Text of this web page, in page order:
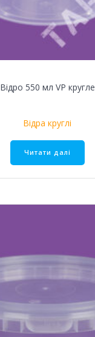
Відро 550 мл VР кругле
Відра круглі
Читати далі